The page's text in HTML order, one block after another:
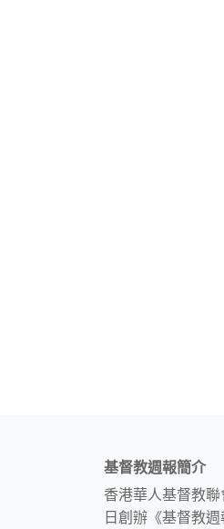
基督教週報簡介
香港華人基督教
日創辦《基督教週